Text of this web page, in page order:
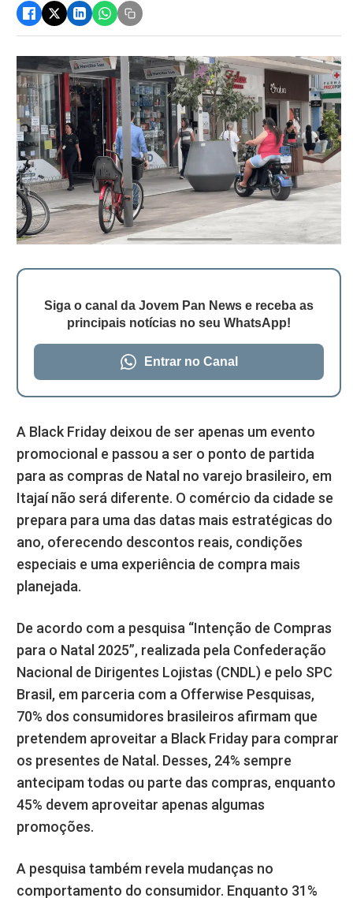
Siga o canal da Jovem Pan News e receba as
principais notícias no seu WhatsApp!
Entrar no Canal
A Black Friday deixou de ser apenas um evento
promocional e passou a ser o ponto de partida
para as compras de Natal no varejo brasileiro, em
Itajaí não será diferente. O comércio da cidade se
prepara para uma das datas mais estratégicas do
ano, oferecendo descontos reais, condições
especiais e uma experiência de compra mais
planejada.
De acordo com a pesquisa “Intenção de Compras
para o Natal 2025”, realizada pela Confederação
Nacional de Dirigentes Lojistas (CNDL) e pelo SPC
Brasil, em parceria com a Offerwise Pesquisas,
70% dos consumidores brasileiros afirmam que
pretendem aproveitar a Black Friday para comprar
os presentes de Natal. Desses, 24% sempre
antecipam todas ou parte das compras, enquanto
45% devem aproveitar apenas algumas
promoções.
A pesquisa também revela mudanças no
comportamento do consumidor. Enquanto 31%